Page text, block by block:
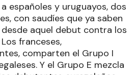
españoles y uruguayos, dos
con saudíes que ya saben
aquel debut contra los
franceses,
comparten el Grupo I
Y el Grupo E mezcla